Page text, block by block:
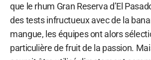
que le rhum Gran Reserva d’El
des tests infructueux avec de la
mangue, les équipes ont alors
particulière de fruit de la passion.